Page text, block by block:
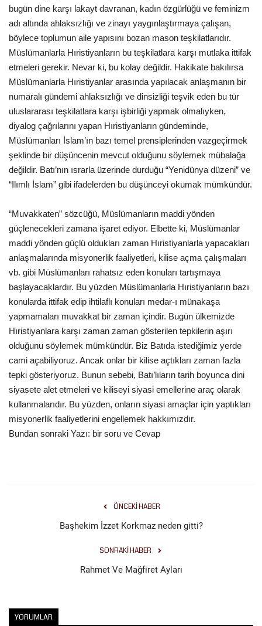
bugün dine karşı lakayt davranan, kadın özgürlüğü ve feminizm
adı altında ahlaksızlığı ve zinayı yaygınlaştırmaya çalışan,
böylece toplumun aile yapısını bozan mason teşkilatlarıdır.
Müslümanlarla Hıristiyanların bu teşkilatlara karşı mutlaka ittifak
etmeleri gerekir. Nevar ki, bu kolay değildir. Hakikate bakılırsa
Müslümanlarla Hıristiyanlar arasında yapılacak anlaşmanın bir
numaralı gündemi ahlaksızlığı ve dinsizliği teşvik eden bu tür
uluslararası teşkilatlara karşı işbirliği yapmak olmalıyken,
diyalog çağrılarını yapan Hıristiyanların gündeminde,
Müslümanları İslam’ın bazı temel prensiplerinden vazgeçirmek
şeklinde bir düşüncenin mevcut olduğunu söylemek mübalağa
değildir. Batı’nın ısrarla üzerinde durduğu “Yenidünya düzeni” ve
“Ilımlı İslam” gibi ifadelerden bu düşünceyi okumak mümkündür.
“Muvakkaten” sözcüğü, Müslümanların maddi yönden
güçlenecekleri zamana işaret ediyor. Elbette ki, Müslümanlar
maddi yönden güçlü oldukları zaman Hıristiyanlarla yapacakları
anlaşmalarında misyonerlik faaliyetleri, kilise açma çalışmaları
vb. gibi Müslümanları rahatsız eden konuları tartışmaya
başlayacaklardır. Bu yüzden Müslümanlarla Hıristiyanların bazı
konularda ittifak edip ihtilaflı konuları medar-ı münakaşa
yapmamaları muvakkat bir zaman içindir. Bugün ülkemizde
Hıristiyanlara karşı zaman zaman gösterilen tepkilerin aşırı
olduğunu söylemek mümkündür. Biz Batıda istediğimiz yerde
cami açabiliyoruz. Ancak onlar bir kilise açtıkları zaman fazla
tepki gösteriyoruz. Bunun sebebi, Batı’lıların tarih boyunca dini
siyasete alet etmeleri ve kiliseyi siyasi emellerine araç olarak
kullanmalarıdır. Bu yüzden, onların siyasi amaçlar için yaptıkları
misyonerlik faaliyetlerini engellemek hakkımızdır.
Bundan sonraki Yazı: bir soru ve Cevap
ÖNCEKI HABER
Başhekim İzzet Korkmaz neden gitti?
SONRAKI HABER
Rahmet Ve Mağfiret Ayları
YORUMLAR